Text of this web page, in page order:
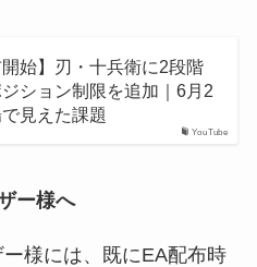
YouTube
開始】刃・十兵衛に2段階
ション制限を追加｜6月2
見えた課題
ー様へ
様には、既にEA配布時